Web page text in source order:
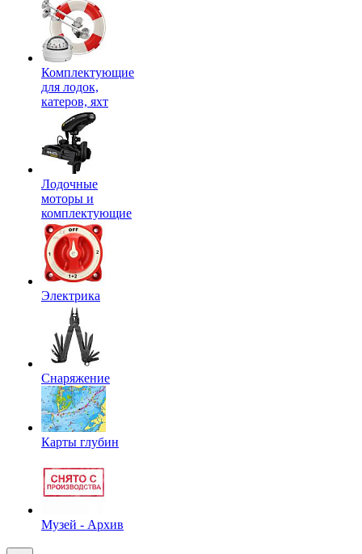
Комплектующие
для лодок,
катеров, яхт
Лодочные
моторы и
комплектующие
Электрика
Снаряжение
Карты глубин
Музей - Архив